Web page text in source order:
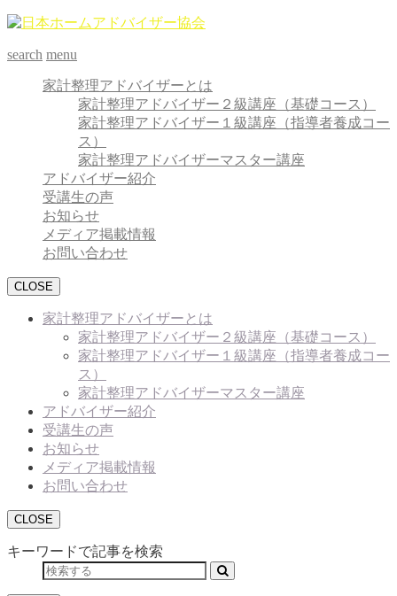
search menu
家計整理アドバイザーとは
家計整理アドバイザー２級講座（基礎コース）
家計整理アドバイザー１級講座（指導者養成コー
ス）
家計整理アドバイザーマスター講座
アドバイザー紹介
受講生の声
お知らせ
メディア掲載情報
お問い合わせ
CLOSE
家計整理アドバイザーとは
家計整理アドバイザー２級講座（基礎コース）
家計整理アドバイザー１級講座（指導者養成コー
ス）
家計整理アドバイザーマスター講座
アドバイザー紹介
受講生の声
お知らせ
メディア掲載情報
お問い合わせ
CLOSE
キーワードで記事を検索